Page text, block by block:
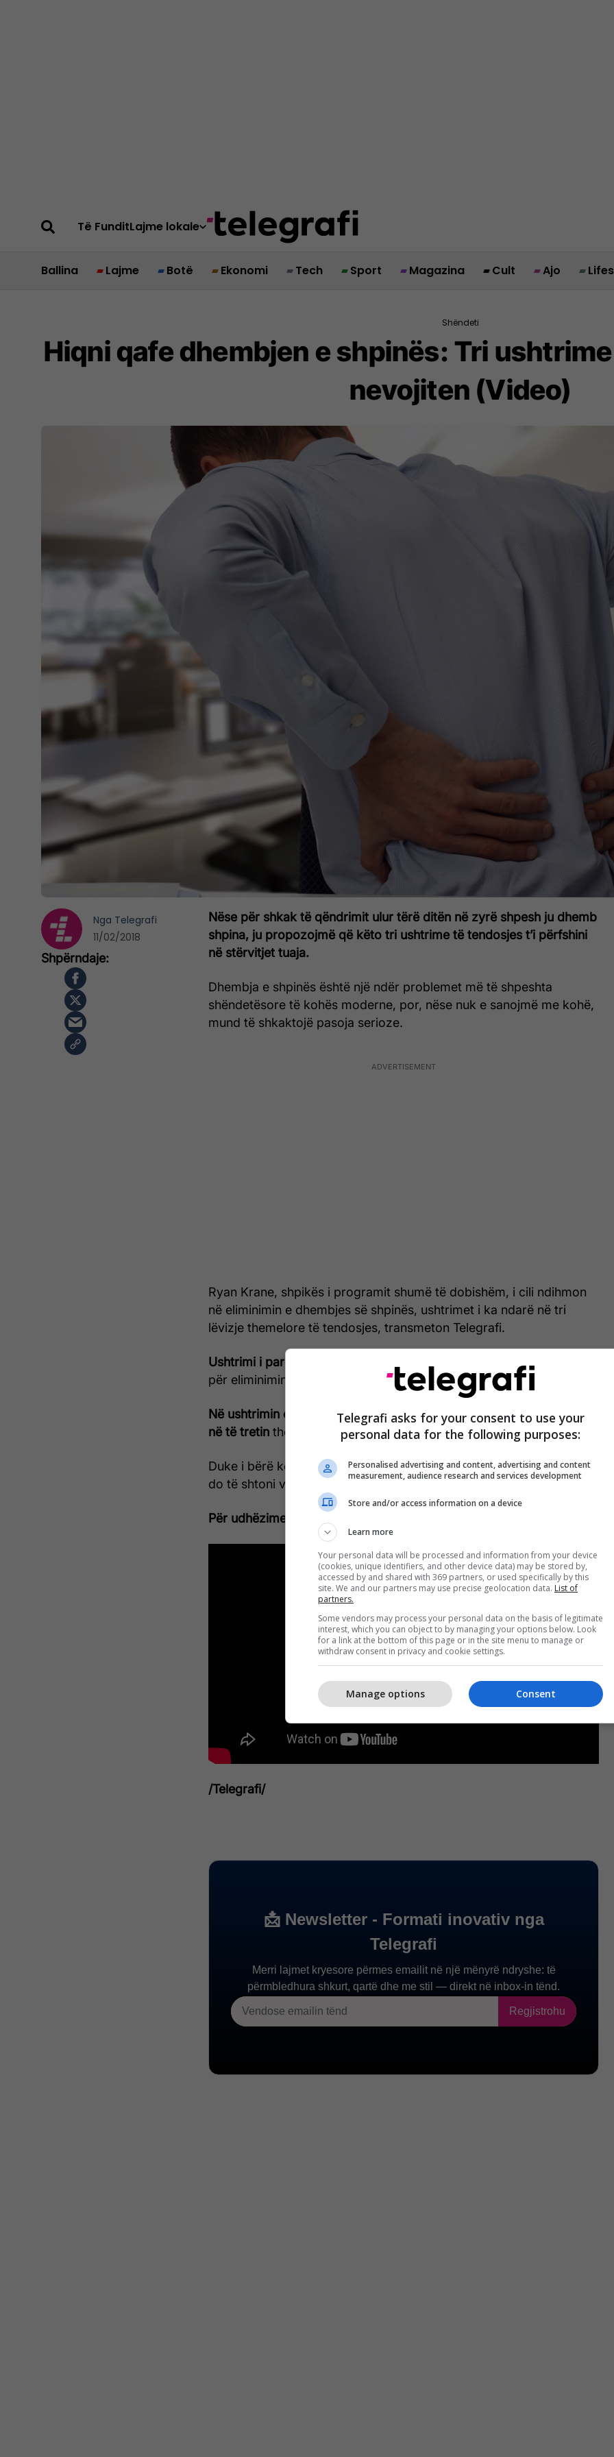
Të FunditLajme lokale
Ballina Lajme Botë Ekonomi Tech Sport Magazina Cult Ajo
Shëndeti
Hiqni qafe dhembjen e shpinës: Tri
nevojiten (Video)
Nëse për shkak të qëndrimit ulur tërë ditën në zyrë shpesh ju dhemb
shpina, ju propozojmë që këto tri ushtrime të tendosjes t’i përfshini
në stërvitjet tuaja.
Dhembja e shpinës është një ndër problemet më të shpeshta
shëndetësore të kohës moderne, por, nëse nuk e sanojmë me kohë,
mund të shkaktojë pasoja serioze.
Ryan Krane, shpikës i programit shumë të dobishëm, i cili ndihmon
në eliminimin e dhembjes së shpinës, ushtrimet i ka ndarë në tri
lëvizje themelore të tendosjes, transmeton Telegrafi.
Ushtrimi i parë
për eliminimin e dhembjes në pjesën e poshtme lumbale të shpinës.
Në ushtrimin e dytë
bëhen tendosjet e muskujve të gluteusit, ndërsa
në të tretin theksi vihet në tendosjen e muskujve të shpinës.
Duke i bërë këto tri ushtrime, do t’i relaksoni muskujt e shpinës dhe
do të shtoni vëllimin e lëvizjeve.
Për udhëzime më të hollësishme, shikojeni videon:
/Telegrafi/
Nga Telegrafi
11/02/2018
Telegrafi asks for your consent to use your
personal data for the following purposes:
Personalised advertising and content, advertising and content
measurement, audience research and services development
Store and/or access information on a device
Learn more
Your personal data will be processed and information from your device
(cookies, unique identifiers, and other device data) may be stored by,
accessed by and shared with 369 partners, or used specifically by this
site. We and our partners may use precise geolocation data. List of
partners.
Some vendors may process your personal data on the basis of legitimate
interest, which you can object to by managing your options below. Look
for a link at the bottom of this page or in the site menu to manage or
withdraw consent in privacy and cookie settings.
Consent
Manage options